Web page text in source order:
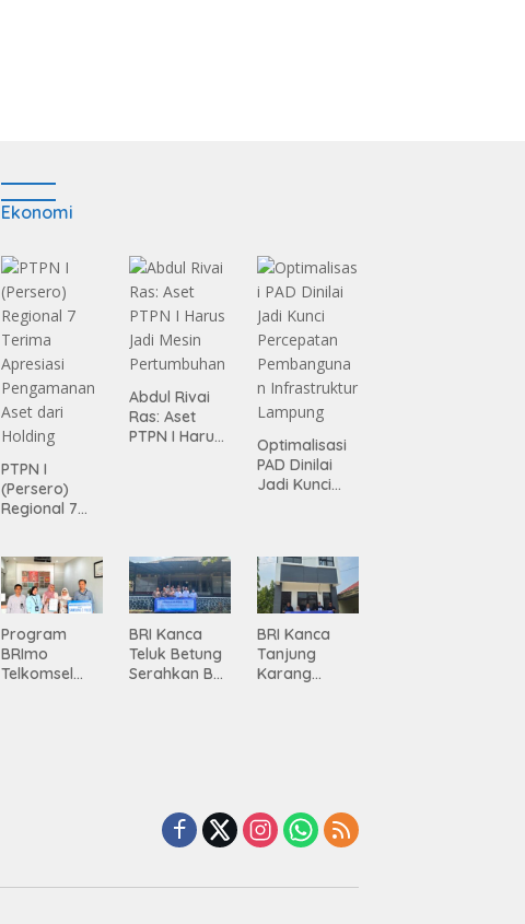
Ekonomi
PTPN I
(Persero)
Regional 7
Pengamanan
Aset dari
Holding
Abdul Rivai
Ras: Aset
PTPN I Harus
Optimalisasi
PAD Dinilai
Jadi Kunci
Infrastruktur
Lampung
Program
BRImo
Telkomsel
Nasabah
BRI Kanca
Teluk Betung
Serahkan BRI
Dukungan
terhadap
Sarana
BRI Kanca
Tanjung
Karang
Desa
Candimas